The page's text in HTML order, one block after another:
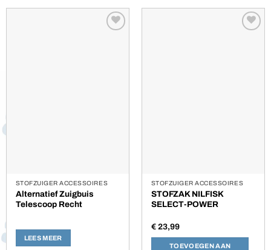
STOFZUIGER ACCESSOIRES
Alternatief Zuigbuis
Telescoop Recht
LEES MEER
STOFZUIGER ACCESSOIRES
STOFZAK NILFISK
SELECT-POWER
€23,99
TOEVOEGEN AAN